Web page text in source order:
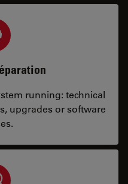
running: technical
upgrades or software